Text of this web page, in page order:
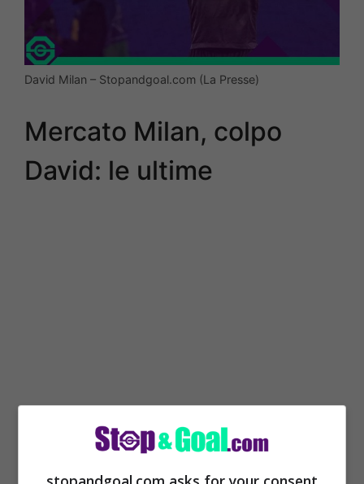
David Milan – Stopandgoal.com (La Presse)
Mercato Milan, colpo
David: le ultime
Sono i colleghi delDaily Maila riportare